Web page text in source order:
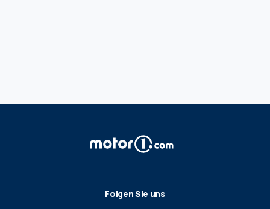
Folgen Sie uns